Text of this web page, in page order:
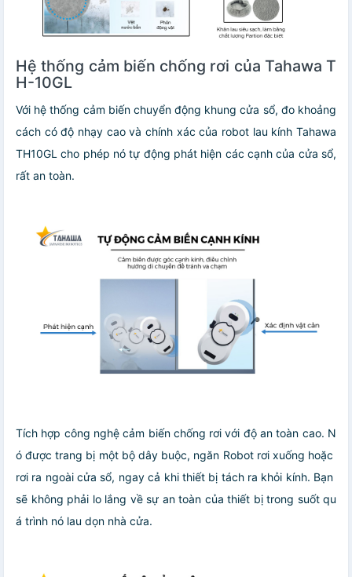
Hệ thống cảm biến chống rơi của Tahawa T
H-10GL
Với hệ thống cảm biến chuyển động khung cửa sổ, đo khoảng
cách có độ nhạy cao và chính xác của robot lau kính Tahawa
TH10GL cho phép nó tự động phát hiện các cạnh của cửa sổ,
rất an toàn.
Tích hợp công nghệ cảm biến chống rơi với độ an toàn cao. N
ó được trang bị một bộ dây buộc, ngăn Robot rơi xuống hoặc
rơi ra ngoài cửa sổ, ngay cả khi thiết bị tách ra khỏi kính. Bạn
sẽ không phải lo lắng về sự an toàn của thiết bị trong suốt qu
á trình nó lau dọn nhà cửa.